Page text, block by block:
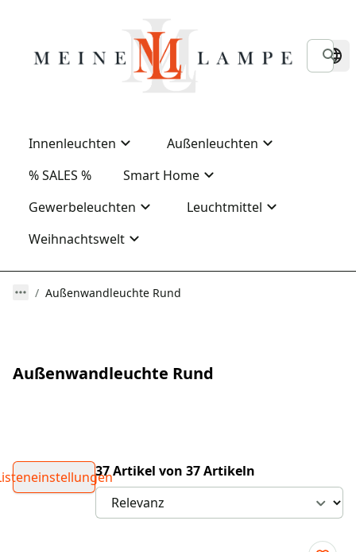
Innenleuchten
Außenleuchten
% SALES %
Smart Home
Gewerbeleuchten
Leuchtmittel
Weihnachtswelt
Außenwandleuchte Rund
Außenwandleuchte Rund
37 Artikel von 37 Artikeln